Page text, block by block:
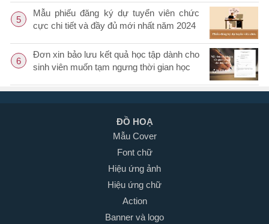
5
Mẫu phiếu đăng ký dự tuyển viên chức
cực chi tiết và đầy đủ mới nhất năm 2024
6
Đơn xin bảo lưu kết quả học tập dành cho
sinh viên muốn tạm ngưng thời gian học
ĐỒ HOẠ
Mẫu Cover
Font chữ
Hiệu ứng ảnh
Hiệu ứng chữ
Action
Banner và logo